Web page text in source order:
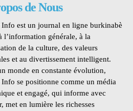
de Nous
Info est un journal en ligne burkinabè
l’information générale, à la
de la culture, des valeurs
et au divertissement intelligent.
monde en constante évolution,
se positionne comme un média
et engagé, qui informe avec
met en lumière les richesses